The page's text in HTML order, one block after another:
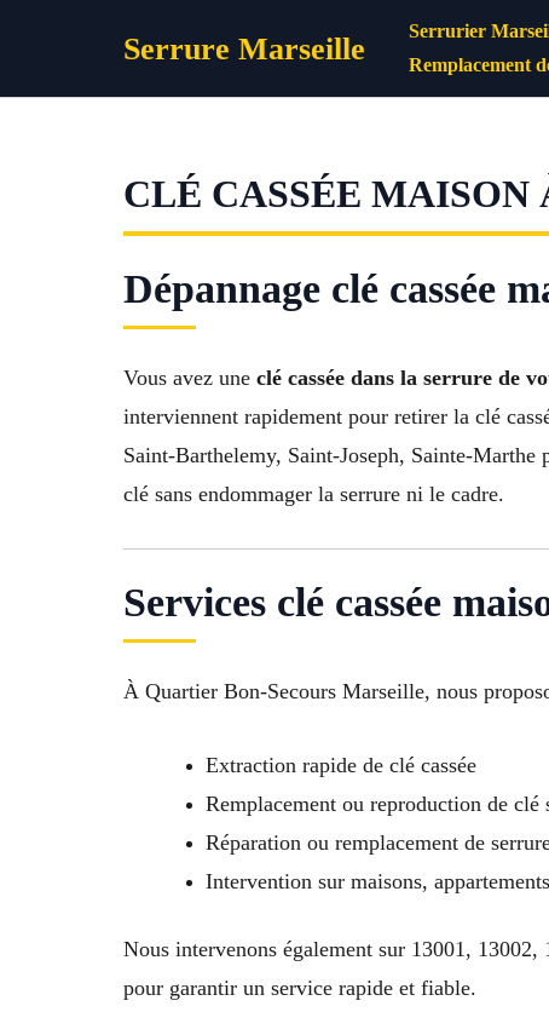
Serrure Marseille Serrurier
Remplacement
CLÉ CASSÉE MAISON
Dépannage clé cassée
Vous avez une clé cassée dans la serrure de
interviennent rapidement pour retirer la clé
Saint-Barthelemy, Saint-Joseph, Sainte-
clé sans endommager la serrure ni le cadre.
Services clé cassée
À Quartier Bon-Secours Marseille, nous
Extraction rapide de clé cassée
Remplacement ou reproduction de
Réparation ou remplacement de
Intervention sur maisons,
Nous intervenons également sur 13001,
pour garantir un service rapide et fiable.